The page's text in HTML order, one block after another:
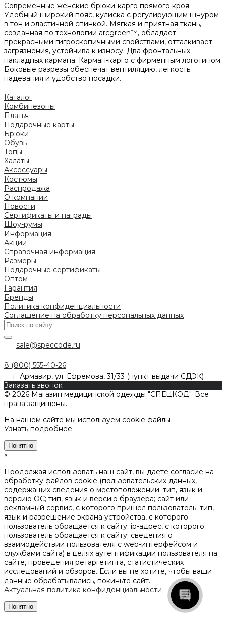
Современные женские брюки-карго прямого кроя.
Удобный широкий пояс, кулиска с регулирующим шнуром
в тон и эластичной спинкой. Мягкая и приятная ткань,
созданная по технологии arcgreen™, обладает
прекрасными гигроскопичными свойствами, отталкивает
загрязнения, устойчива к износу. Два фронтальных
накладных кармана. Карман-карго с фирменным логотипом.
Боковые разрезы обеспечат вентиляцию, легкость
надевания и удобство посадки.
Каталог
Комбинезоны
Платья
Подарочные карты
Брюки
Обувь
Топы
Халаты
Аксессуары
Костюмы
Распродажа
О компании
Новости
Сертификаты и награды
Шоу-румы
Информация
Акции
Справочная информация
Размеры
Подарочные сертификаты
Оптом
Гарантия
Бренды
Политика конфиденциальности
Соглашение на обработку персональных данных
sale@speccode.ru
8 (800) 555-40-26
г. Армавир, ул. Ефремова, 31/33 (пункт выдачи СДЭК)
Заказать звонок
© 2026 Магазин медицинской одежды "СПЕЦКОД". Все
права защищены.
На нашем сайте мы используем cookie файлы
Узнать подробнее
Понятно
×
Продолжая использовать наш сайт, вы даете согласие на
обработку файлов cookie (пользовательских данных,
содержащих сведения о местоположении; тип, язык и
версию ОС; тип, язык и версию браузера; сайт или
рекламный сервис, с которого пришел пользователь; тип,
язык и разрешение экрана устройства, с которого
пользователь обращается к сайту; ip-адрес, с которого
пользователь обращается к сайту; сведения о
взаимодействии пользователя с web-интерфейсом и
службами сайта) в целях аутентификации пользователя на
сайте, проведения ретаргетинга, статистических
исследований и обзоров. Если вы не хотите, чтобы ваши
данные обрабатывались, покиньте сайт.
Актуальная политика конфиденциальности
Понятно